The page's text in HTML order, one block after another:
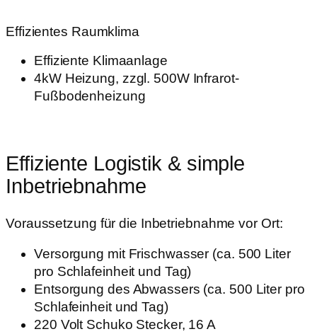
Effizientes Raumklima
Effiziente Klimaanlage
4kW Heizung, zzgl. 500W Infrarot-
Fußbodenheizung
Effiziente Logistik & simple
Inbetriebnahme
Voraussetzung für die Inbetriebnahme vor Ort:
Versorgung mit Frischwasser (ca. 500 Liter
pro Schlafeinheit und Tag)
Entsorgung des Abwassers (ca. 500 Liter pro
Schlafeinheit und Tag)
220 Volt Schuko Stecker, 16 A